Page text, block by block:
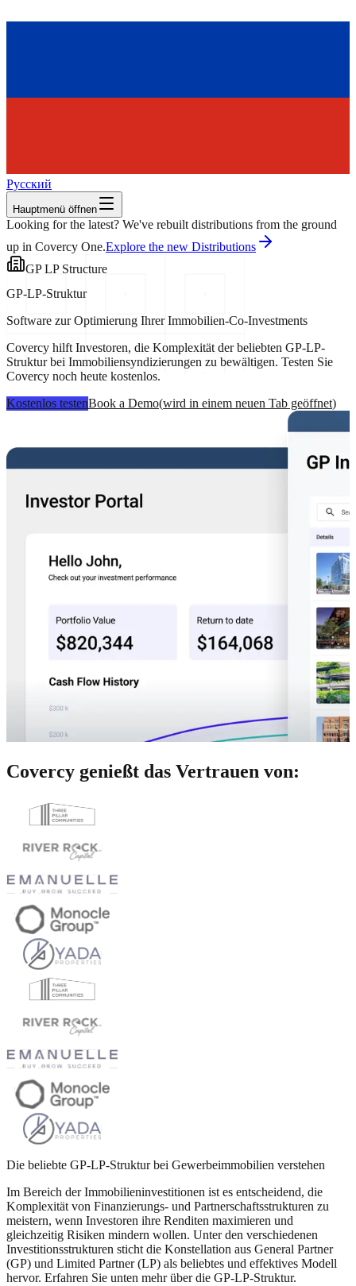
Русский
Hauptmenü öffnen
Looking for the latest? We've rebuilt distributions from the ground
up in Covercy One.Explore the new Distributions
GP LP Structure
GP-LP-Struktur
Software zur Optimierung Ihrer Immobilien-Co-Investments
Covercy hilft Investoren, die Komplexität der beliebten GP-LP-
Struktur bei Immobiliensyndizierungen zu bewältigen. Testen Sie
Covercy noch heute kostenlos.
Kostenlos testenBook a Demo(wird in einem neuen Tab geöffnet)
Covercy genießt das Vertrauen von:
Die beliebte GP-LP-Struktur bei Gewerbeimmobilien verstehen
Im Bereich der Immobilieninvestitionen ist es entscheidend, die
Komplexität von Finanzierungs- und Partnerschaftsstrukturen zu
meistern, wenn Investoren ihre Renditen maximieren und
gleichzeitig Risiken mindern wollen. Unter den verschiedenen
Investitionsstrukturen sticht die Konstellation aus General Partner
(GP) und Limited Partner (LP) als beliebtes und effektives Modell
hervor. Erfahren Sie unten mehr über die GP-LP-Struktur.